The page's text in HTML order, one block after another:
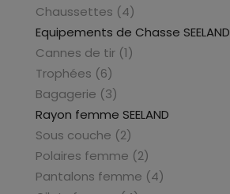
Chaussettes (4)
Equipements de Chasse SEELAND
Cannes de tir (1)
Trophées (6)
Bagagerie (3)
Rayon femme SEELAND
Sous couche (2)
Polaires femme (2)
Pantalons femme (4)